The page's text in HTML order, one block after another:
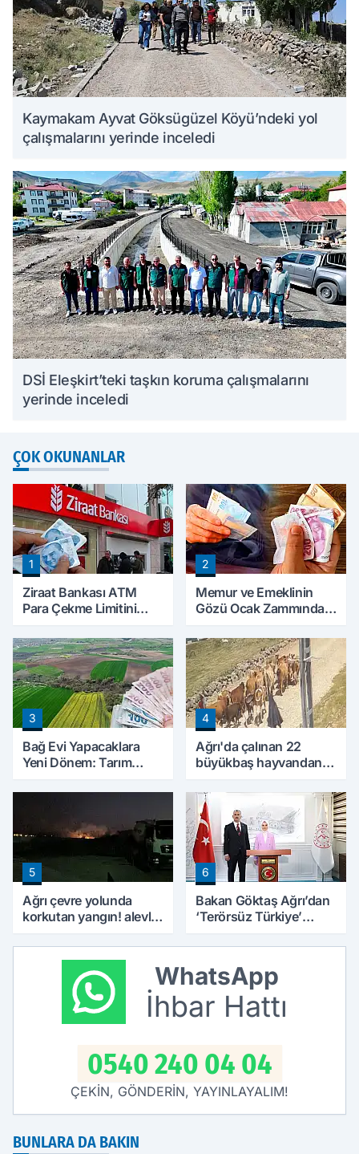
Kaymakam Ayvat Göksügüzel Köyü’ndeki yol
çalışmalarını yerinde inceledi
DSİ Eleşkirt’teki taşkın koruma çalışmalarını
yerinde inceledi
ÇOK OKUNANLAR
1
Ziraat Bankası ATM
Para Çekme Limitini
Limit 30 Bin TL Oldu
2
Memur ve Emeklinin
Gözü Ocak Zammında:
Olmaya Başladı
3
Bağ Evi Yapacaklara
Yeni Dönem: Tarım
Şartları Değişti
4
Ağrı'da çalınan 22
büyükbaş hayvandan
bulundu
5
Ağrı çevre yolunda
korkutan yangın! alevler
6
Bakan Göktaş Ağrı’dan
‘Terörsüz Türkiye’
WhatsApp
İhbar Hattı
0540 240 04 04
ÇEKİN, GÖNDERİN, YAYINLAYALIM!
BUNLARA DA BAKIN